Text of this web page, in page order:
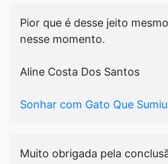
Pior que é desse jeito
nesse momento.
Aline Costa Dos Santos
Sonhar com Gato Que Sumiu
Muito obrigada pela